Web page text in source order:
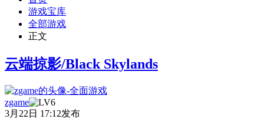
游戏宝库
全部游戏
正文
云端掠影/Black Skylands
zgame
3月22日 17:12发布